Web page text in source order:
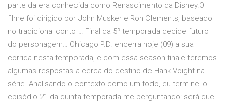
parte da era conhecida como Renascimento da Disney.O
filme foi dirigido por John Musker e Ron Clements, baseado
no tradicional conto … Final da 5ª temporada decide futuro
do personagem… Chicago P.D. encerra hoje (09) a sua
corrida nesta temporada, e com essa season finale teremos
algumas respostas a cerca do destino de Hank Voight na
série. Analisando o contexto como um todo, eu terminei o
episódio 21 da quinta temporada me perguntando: será que